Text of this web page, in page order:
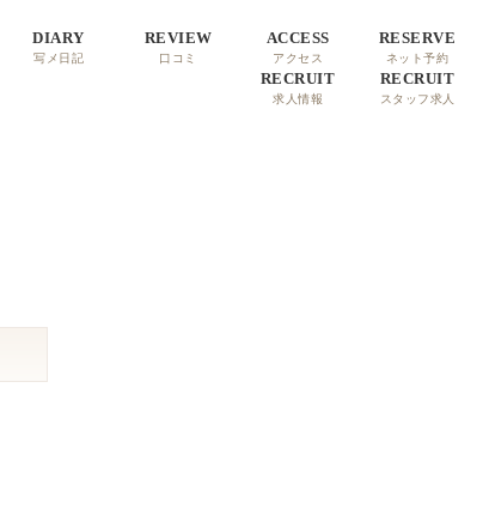
DIARY
写メ日記
REVIEW
口コミ
ACCESS
アクセス
RESERVE
ネット予約
RECRUIT
求人情報
RECRUIT
スタッフ求人